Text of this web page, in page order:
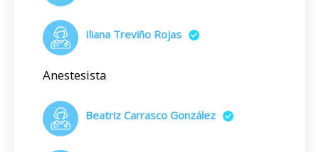
Iliana Treviño Rojas
Anestesista
Beatriz Carrasco González